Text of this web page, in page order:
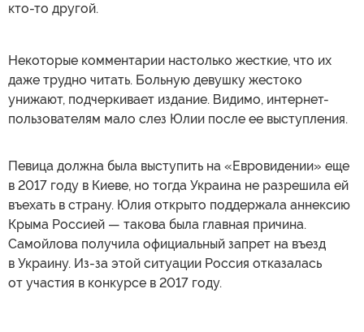
кто-то другой.
Некоторые комментарии настолько жесткие, что их
даже трудно читать. Больную девушку жестоко
унижают, подчеркивает издание. Видимо, интернет-
пользователям мало слез Юлии после ее выступления.
Певица должна была выступить на «Евровидении» еще
в 2017 году в Киеве, но тогда Украина не разрешила ей
въехать в страну. Юлия открыто поддержала аннексию
Крыма Россией — такова была главная причина.
Самойлова получила официальный запрет на въезд
в Украину. Из-за этой ситуации Россия отказалась
от участия в конкурсе в 2017 году.